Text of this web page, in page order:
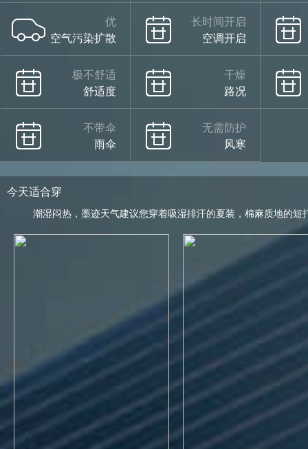
优
空气污染扩散
长时间开启
空调开启
极不舒适
舒适度
干燥
路况
不带伞
雨伞
无需防护
风寒
今天适合穿
潮湿闷热，墨迹天气建议您穿着吸湿排汗的夏装，棉麻质地的短